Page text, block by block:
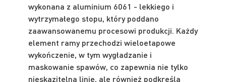
wykonana z aluminium 6061 - lekkiego i
wytrzymałego stopu, który poddano
zaawansowanemu procesowi produkcji. Każdy
element ramy przechodzi wieloetapowe
wykończenie, w tym wygładzanie i
maskowanie spawów, co zapewnia nie tylko
nieskazitelną linię, ale również podkreśla